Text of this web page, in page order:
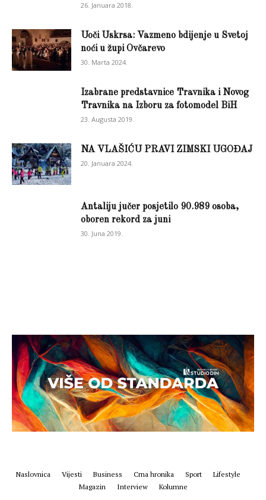
26. Januara 2018.
Uoči Uskrsa: Vazmeno bdijenje u Svetoj
noći u župi Ovčarevo
30. Marta 2024.
Izabrane predstavnice Travnika i Novog
Travnika na Izboru za fotomodel BiH
23. Augusta 2019.
NA VLAŠIĆU PRAVI ZIMSKI UGOĐAJ
20. Januara 2024.
Antaliju jučer posjetilo 90.989 osoba,
oboren rekord za juni
30. Juna 2019.
Naslovnica Vijesti Business Crna hronika Sport
Lifestyle
Magazin
Interview Kolumne